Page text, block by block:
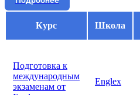
Курс Школа
Подготовка к
международным
экзаменам от
Englex